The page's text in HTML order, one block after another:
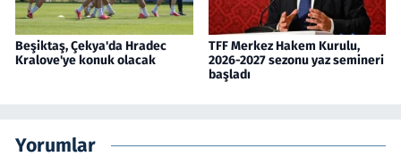
Beşiktaş, Çekya'da Hradec
Kralove'ye konuk olacak
TFF Merkez Hakem Kurulu,
2026-2027 sezonu yaz semineri
başladı
Yorumlar